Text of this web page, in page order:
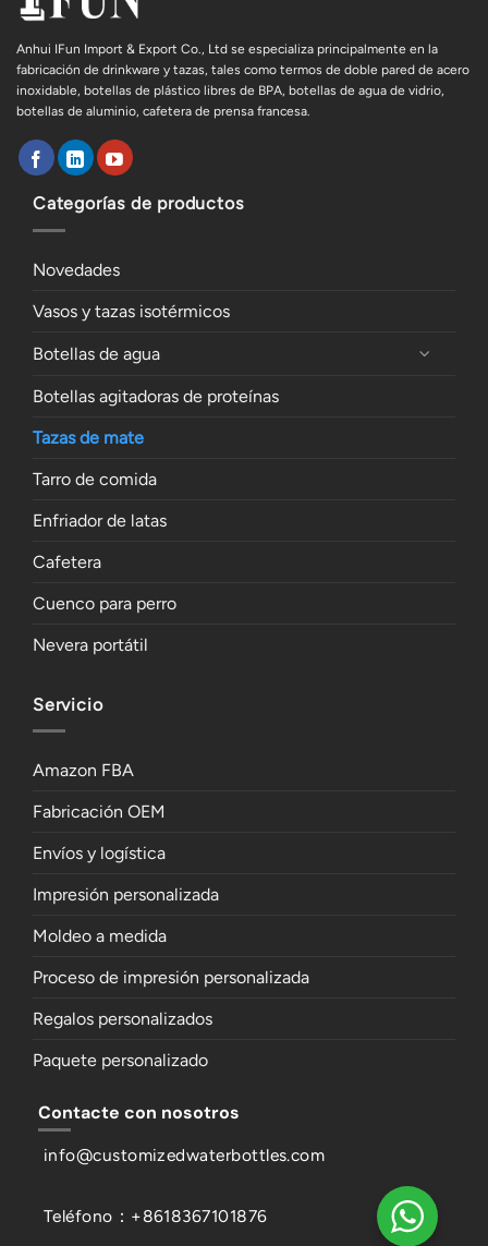
Anhui IFun Import & Export Co., Ltd se especializa principalmente en la
fabricación de drinkware y tazas, tales como termos de doble pared de acero
inoxidable, botellas de plástico libres de BPA, botellas de agua de vidrio,
botellas de aluminio, cafetera de prensa francesa.
Categorías de productos
Novedades
Vasos y tazas isotérmicos
Botellas de agua
Botellas agitadoras de proteínas
Tazas de mate
Tarro de comida
Enfriador de latas
Cafetera
Cuenco para perro
Nevera portátil
Servicio
Amazon FBA
Fabricación OEM
Envíos y logística
Impresión personalizada
Moldeo a medida
Proceso de impresión personalizada
Regalos personalizados
Paquete personalizado
Contacte con nosotros
info@customizedwaterbottles.com
Teléfono：+8618367101876